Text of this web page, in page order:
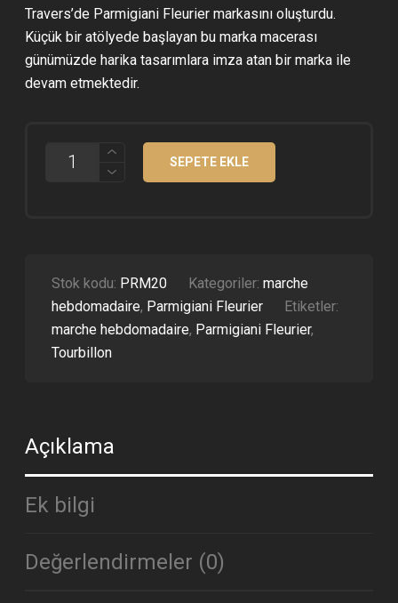
Travers’de Parmigiani Fleurier markasını oluşturdu.
Küçük bir atölyede başlayan bu marka macerası
günümüzde harika tasarımlara imza atan bir marka ile
devam etmektedir.
PARMIGIANI
FLEURIER
ADET
SEPETE EKLE
Stok kodu: PRM20 Kategoriler:marche
hebdomadaire, Parmigiani Fleurier
Etiketler:
marche hebdomadaire, Parmigiani Fleurier,
Tourbillon
Açıklama
Ek bilgi
Değerlendirmeler (0)